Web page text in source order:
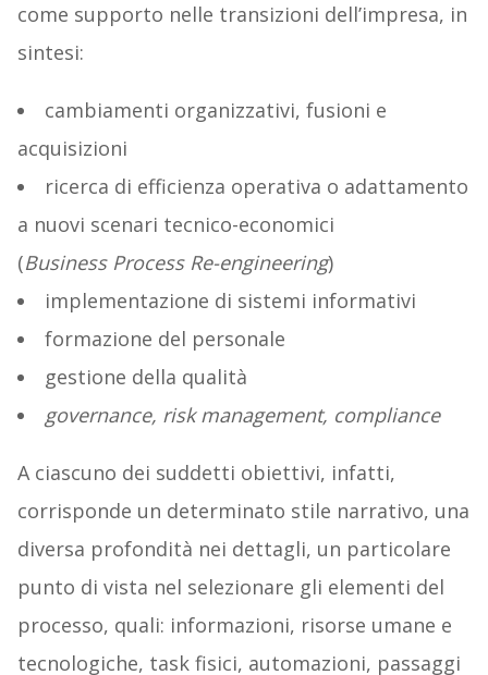
come supporto nelle transizioni dell’impresa, in
sintesi:
cambiamenti organizzativi, fusioni e
acquisizioni
ricerca di efficienza operativa o adattamento
a nuovi scenari tecnico-economici
(Business Process Re-engineering)
implementazione di sistemi informativi
formazione del personale
gestione della qualità
governance, risk management, compliance
A ciascuno dei suddetti obiettivi, infatti,
corrisponde un determinato stile narrativo, una
diversa profondità nei dettagli, un particolare
punto di vista nel selezionare gli elementi del
processo, quali: informazioni, risorse umane e
tecnologiche, task fisici, automazioni, passaggi